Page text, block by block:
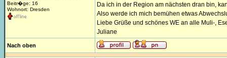
Beitr�ge: 16
Wohnort: Dresden
Da ich in der Region am nächsten dran bin,
Also werde ich mich bemühen etwas
Liebe Grüße und schönes WE an alle Muli-,
Juliane
Nach oben